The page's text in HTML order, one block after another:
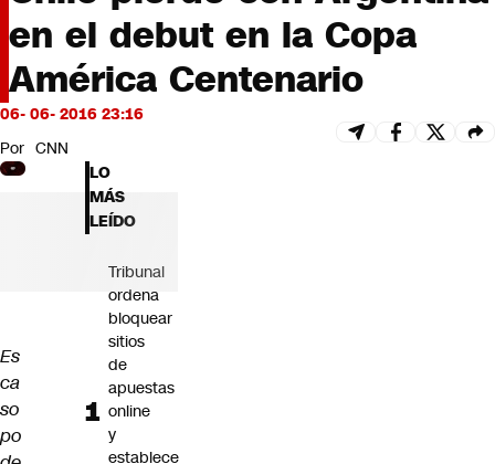
Cultura
Servicios
Bits
CNN tiempo
Futuro 360
Opinión
en el debut en la Copa
América Centenario
06- 06- 2016 23:16
Por CNN
Es
ca
so
po
LO
MÁS
LEÍDO
Tribunal
ordena
bloquear
sitios
de
apuestas
online
y
establece